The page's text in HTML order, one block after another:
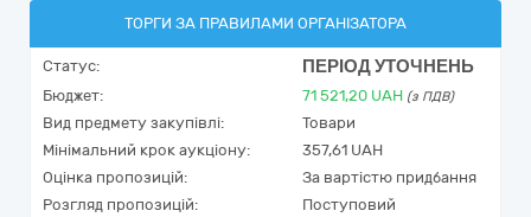
ТОРГИ ЗА ПРАВИЛАМИ ОРГАНІЗАТОРА
Статус: ПЕРІОД УТОЧНЕНЬ
Бюджет: 71 521,20 UAH (з ПДВ)
Вид предмету закупівлі:
Товари
Мінімальний крок аукціону:
357,61 UAH
Оцінка пропозицій:
За вартістю придбання
Розгляд пропозицій:
Поступовий